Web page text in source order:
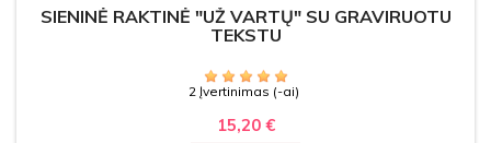
SIENINĖ RAKTINĖ "UŽ VARTŲ" SU GRAVIRUOTU
TEKSTU
2 Įvertinimas (-ai)
15,20 €